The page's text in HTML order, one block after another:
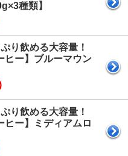
種類】
り飲める大容量！
ヒー】ブルーマウン
り飲める大容量！
ヒー】ミディアムロ